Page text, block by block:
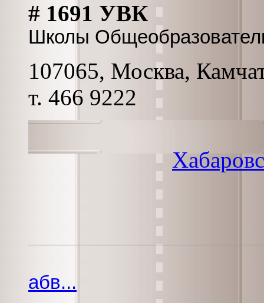
# 1691 УВК
Школы
107065, Москва,
т. 466 9222
абв...